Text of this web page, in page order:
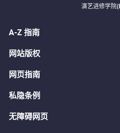
演艺进修学院
A-Z 指南
网站版权
网页指南
私隐条例
无障碍网页